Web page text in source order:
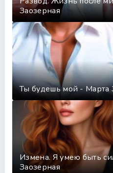
Заозерная
Ты будешь мой - Марта
Измена. Я умею быть
Заозерная